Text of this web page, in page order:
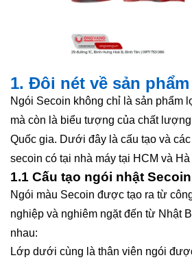
1. Đôi nét về sản
Ngói Secoin không chỉ là sản phẩm
mà còn là biểu tượng của chất
Quốc gia. Dưới đây là cấu tạo và
secoin có tại nhà máy tại HCM và Hà
1.1 Cấu tạo ngói nhật Secoin
Ngói màu Secoin được tạo ra từ
nghiệp và nghiêm ngặt đến từ Nhật
nhau:
Lớp dưới cùng là thân viên ngói